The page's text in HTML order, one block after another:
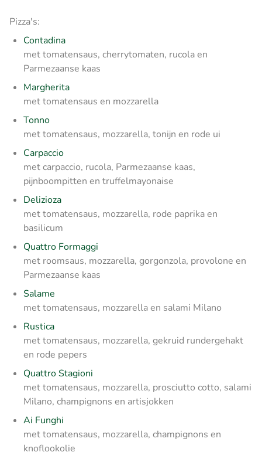
Pizza's:
Contadina
met tomatensaus, cherrytomaten, rucola en
Parmezaanse kaas
Margherita
met tomatensaus en mozzarella
Tonno
met tomatensaus, mozzarella, tonijn en rode ui
Carpaccio
met carpaccio, rucola, Parmezaanse kaas,
pijnboompitten en truffelmayonaise
Delizioza
met tomatensaus, mozzarella, rode paprika en
basilicum
Quattro Formaggi
met roomsaus, mozzarella, gorgonzola, provolone en
Parmezaanse kaas
Salame
met tomatensaus, mozzarella en salami Milano
Rustica
met tomatensaus, mozzarella, gekruid rundergehakt
en rode pepers
Quattro Stagioni
met tomatensaus, mozzarella, prosciutto cotto, salami
Milano, champignons en artisjokken
Ai Funghi
met tomatensaus, mozzarella, champignons en
knoflookolie